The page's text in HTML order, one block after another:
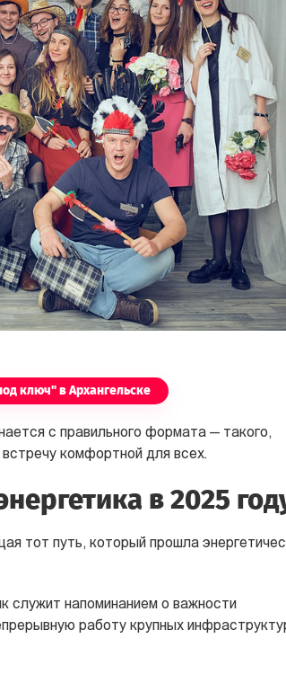
ключ" в Архангельске
с правильного формата — такого,
комфортной для всех.
в 2025
тот путь, который прошла
служит напоминанием о важности
работу крупных